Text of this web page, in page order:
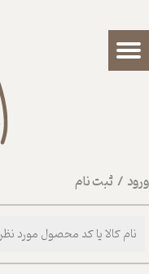
/ ثبت نام
حساب کاربری من
تغییر گذر واژه